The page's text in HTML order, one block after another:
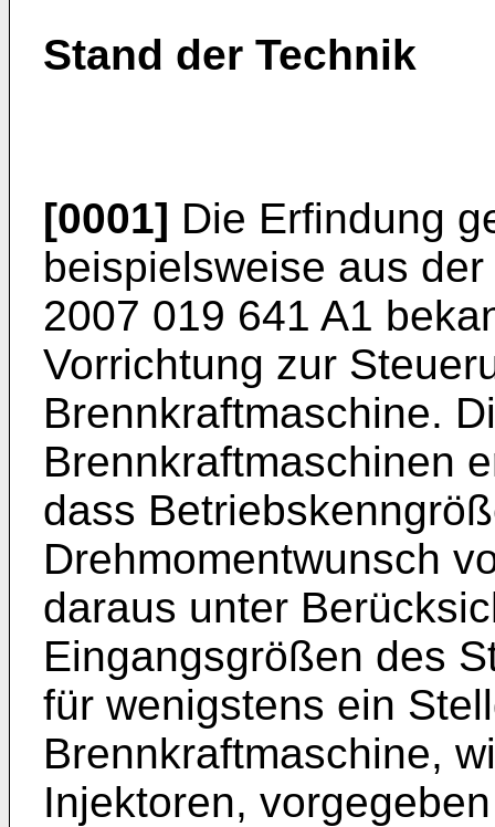
Stand der Technik
[0001] Die Erfindung
beispielsweise aus
2007 019 641 A1
Vorrichtung zur
Brennkraftmaschine.
Brennkraftmaschinen
dass
Drehmomentwunsch
daraus unter
Eingangsgrößen des
für wenigstens ein
Brennkraftmaschine,
Injektoren,